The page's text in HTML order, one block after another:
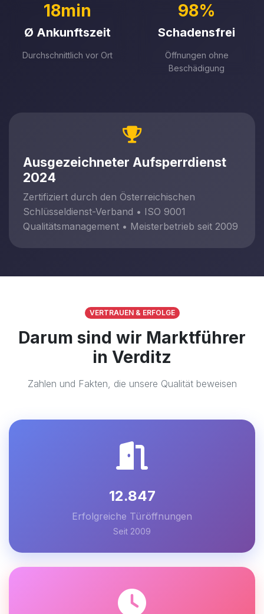
18min
Ø Ankunftszeit
Durchschnittlich vor Ort
98%
Schadensfrei
Öffnungen ohne
Beschädigung
Ausgezeichneter Aufsperrdienst
2024
Zertifiziert durch den Österreichischen
Schlüsseldienst-Verband • ISO 9001
Qualitätsmanagement • Meisterbetrieb seit 2009
VERTRAUEN & ERFOLGE
Darum sind wir Marktführer
in Verditz
Zahlen und Fakten, die unsere Qualität beweisen
12.847
Erfolgreiche Türöffnungen
Seit 2009